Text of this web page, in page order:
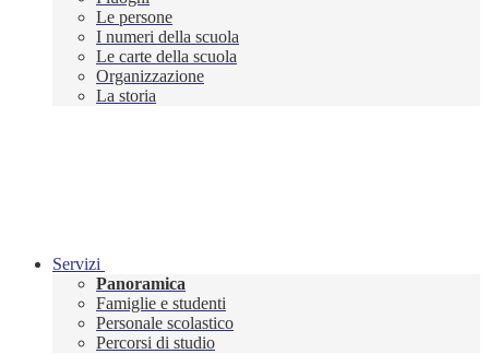
Le persone
I numeri della scuola
Le carte della scuola
Organizzazione
La storia
Servizi
Panoramica
Famiglie e studenti
Personale scolastico
Percorsi di studio